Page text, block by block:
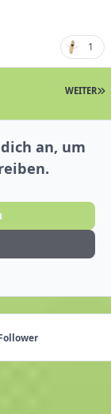
1
WEITER
an, um